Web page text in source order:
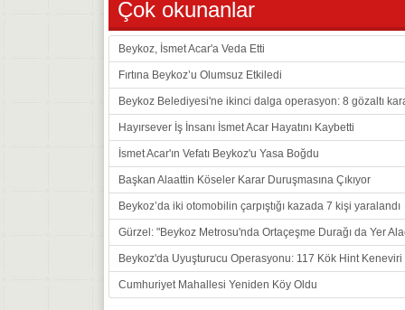
Çok okunanlar
Beykoz, İsmet Acar'a Veda Etti
Fırtına Beykoz’u Olumsuz Etkiledi
Beykoz Belediyesi'ne ikinci dalga operasyon: 8 gözaltı
Hayırsever İş İnsanı İsmet Acar Hayatını Kaybetti
İsmet Acar'ın Vefatı Beykoz'u Yasa Boğdu
Başkan Alaattin Köseler Karar Duruşmasına Çıkıyor
Beykoz’da iki otomobilin çarpıştığı kazada 7 kişi yaralandı
Gürzel: "Beykoz Metrosu'nda Ortaçeşme Durağı da Yer
Beykoz'da Uyuşturucu Operasyonu: 117 Kök Hint
Cumhuriyet Mahallesi Yeniden Köy Oldu